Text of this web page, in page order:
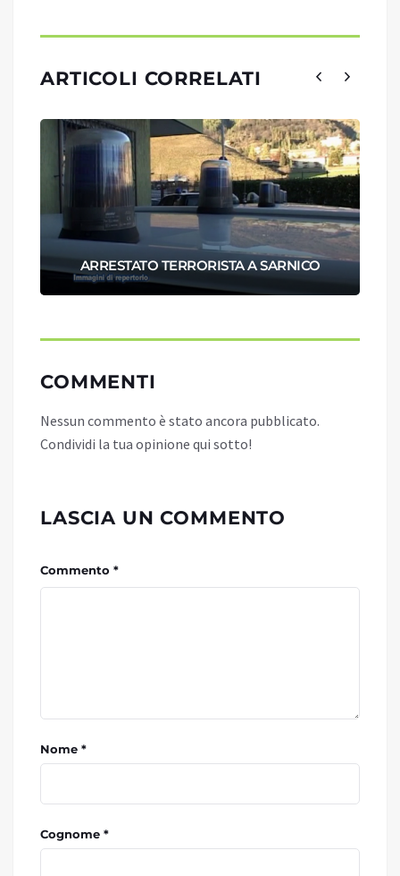
ARTICOLI CORRELATI
ARRESTATO TERRORISTA A SARNICO
COMMENTI
Nessun commento è stato ancora pubblicato.
Condividi la tua opinione qui sotto!
LASCIA UN COMMENTO
Commento *
Nome *
Cognome *